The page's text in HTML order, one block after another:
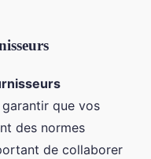
que vos
des normes
de collaborer